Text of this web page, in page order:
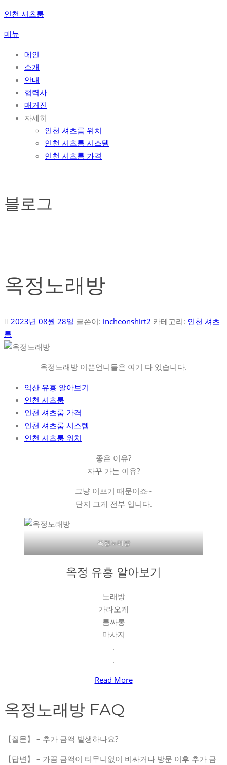
콘
츠
인천 셔츠룸
메뉴
메인
소개
안내
협력사
매거진
자세히
인천 셔츠룸 위치
인천 셔츠룸 시스템
인천 셔츠룸 가격
블로그
옥정노래방
2023년 08월 28일 글쓴이: incheonshirt2 카테고리: 인천 셔츠
룸
옥정노래방 이쁜언니들은 여기 다 있습니다.
익산 유흥 알아보기
인천 셔츠룸
인천 셔츠룸 가격
인천 셔츠룸 시스템
인천 셔츠룸 위치
좋은 이유?
자꾸 가는 이유?
그냥 이쁘기 때문이죠~
단지 그게 전부 입니다.
옥정노래방
옥정 유흥 알아보기
노래방
가라오케
룸싸롱
마사지
.
.
Read More
옥정노래방 FAQ
【질문】 – 추가 금액 발생하나요?
【답변】 – 가끔 금액이 터무니없이 비싸거나 방문 이후 추가 금